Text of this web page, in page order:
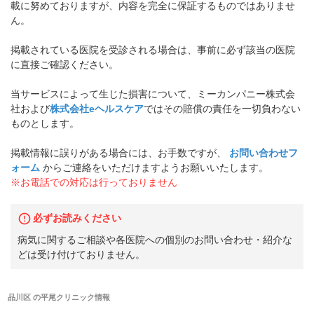
載に努めておりますが、内容を完全に保証するものではありませ
ん。
掲載されている医院を受診される場合は、事前に必ず該当の医院
に直接ご確認ください。
当サービスによって生じた損害について、ミーカンパニー株式会
社および株式会社eヘルスケアではその賠償の責任を一切負わない
ものとします。
掲載情報に誤りがある場合には、お手数ですが、
お問い合わせフ
ォーム からご連絡をいただけますようお願いいたします。
※お電話での対応は行っておりません
必ずお読みください
病気に関するご相談や各医院への個別のお問い合わせ・紹介な
どは受け付けておりません。
品川区の平尾クリニック情報